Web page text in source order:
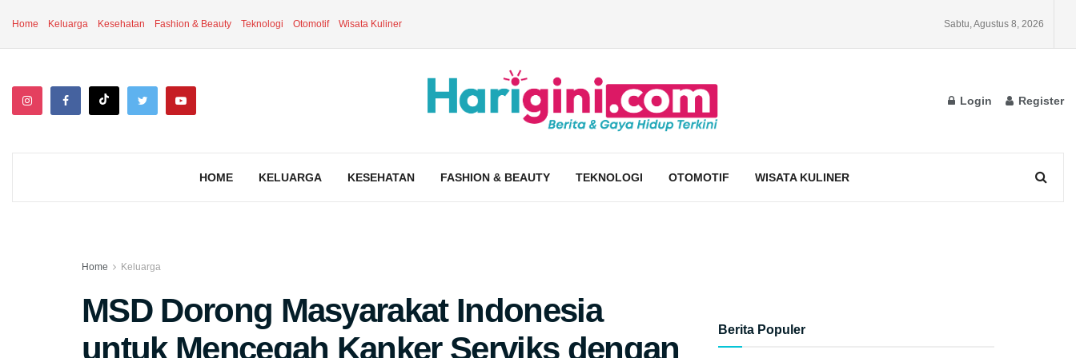
Home Keluarga Kesehatan Fashion & Beauty Teknologi Otomotif Wisata Kuliner Sabtu, Agustus 8, 2026
Login Register
HOME KELUARGA KESEHATAN FASHION & BEAUTY TEKNOLOGI OTOMOTIF WISATA KULINER
Home Keluarga
MSD Dorong Masyarakat Indonesia
untuk Mencegah Kanker Serviks dengan
Berita Populer